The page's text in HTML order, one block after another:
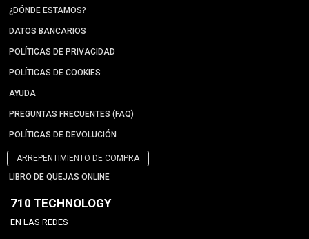
¿DÓNDE ESTAMOS?
DATOS BANCARIOS
POLÍTICAS DE PRIVACIDAD
POLÍTICAS DE COOKIES
AYUDA
PREGUNTAS FRECUENTES (FAQ)
POLÍTICAS DE DEVOLUCIÓN
ARREPENTIMIENTO DE COMPRA
LIBRO DE QUEJAS ONLINE
710 TECHNOLOGY
EN LAS REDES